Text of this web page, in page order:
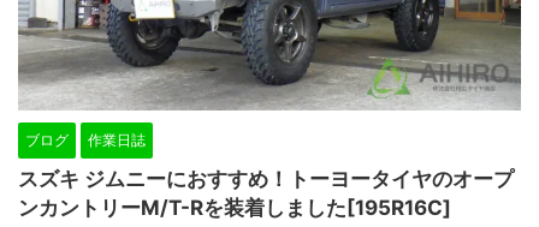
ブログ 作業日誌
スズキ ジムニーにおすすめ！トーヨータイヤのオープ
ンカントリーM/T-Rを装着しました[195R16C]